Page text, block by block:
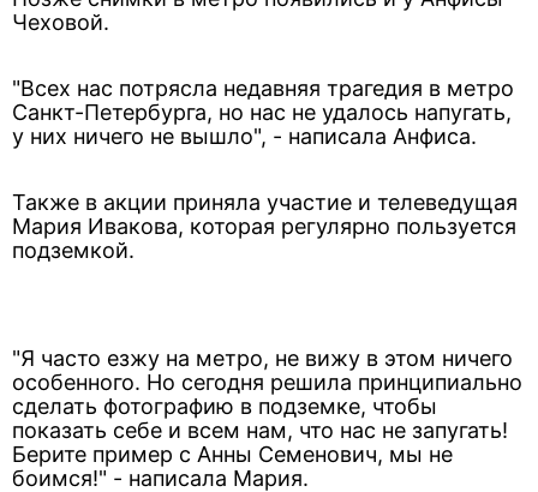
Чеховой.
"Всех нас потрясла недавняя трагедия в метро
Санкт-Петербурга, но нас не удалось напугать,
у них ничего не вышло", - написала Анфиса.
Также в акции приняла участие и телеведущая
Мария Ивакова, которая регулярно пользуется
подземкой.
"Я часто езжу на метро, не вижу в этом ничего
особенного. Но сегодня решила принципиально
сделать фотографию в подземке, чтобы
показать себе и всем нам, что нас не запугать!
Берите пример с Анны Семенович, мы не
боимся!" - написала Мария.